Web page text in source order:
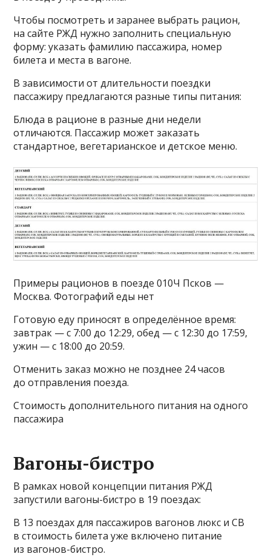
Чтобы посмотреть и заранее выбрать рацион,
на сайте РЖД нужно заполнить специальную
форму: указать фамилию пассажира, номер
билета и места в вагоне.
В зависимости от длительности поездки
пассажиру предлагаются разные типы питания:
Блюда в рационе в разные дни недели
отличаются. Пассажир может заказать
стандартное, вегетарианское и детское меню.
Примеры рационов в поезде 010Ч Псков —
Москва. Фотографий еды нет
Готовую еду приносят в определённое время:
завтрак — с 7:00 до 12:29, обед — с 12:30 до 17:59,
ужин — с 18:00 до 20:59.
Отменить заказ можно не позднее 24 часов
до отправления поезда.
Стоимость дополнительного питания на одного
пассажира
Вагоны-бистро
В рамках новой концепции питания РЖД
запустили вагоны-бистро в 19 поездах:
В 13 поездах для пассажиров вагонов люкс и СВ
в стоимость билета уже включено питание
из вагонов-бистро.